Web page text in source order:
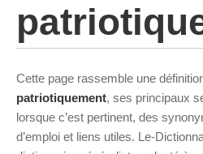
Cette page rassemble une
patriotiquement, ses principaux
lorsque c’est pertinent, des
d’emploi et liens utiles. Le-